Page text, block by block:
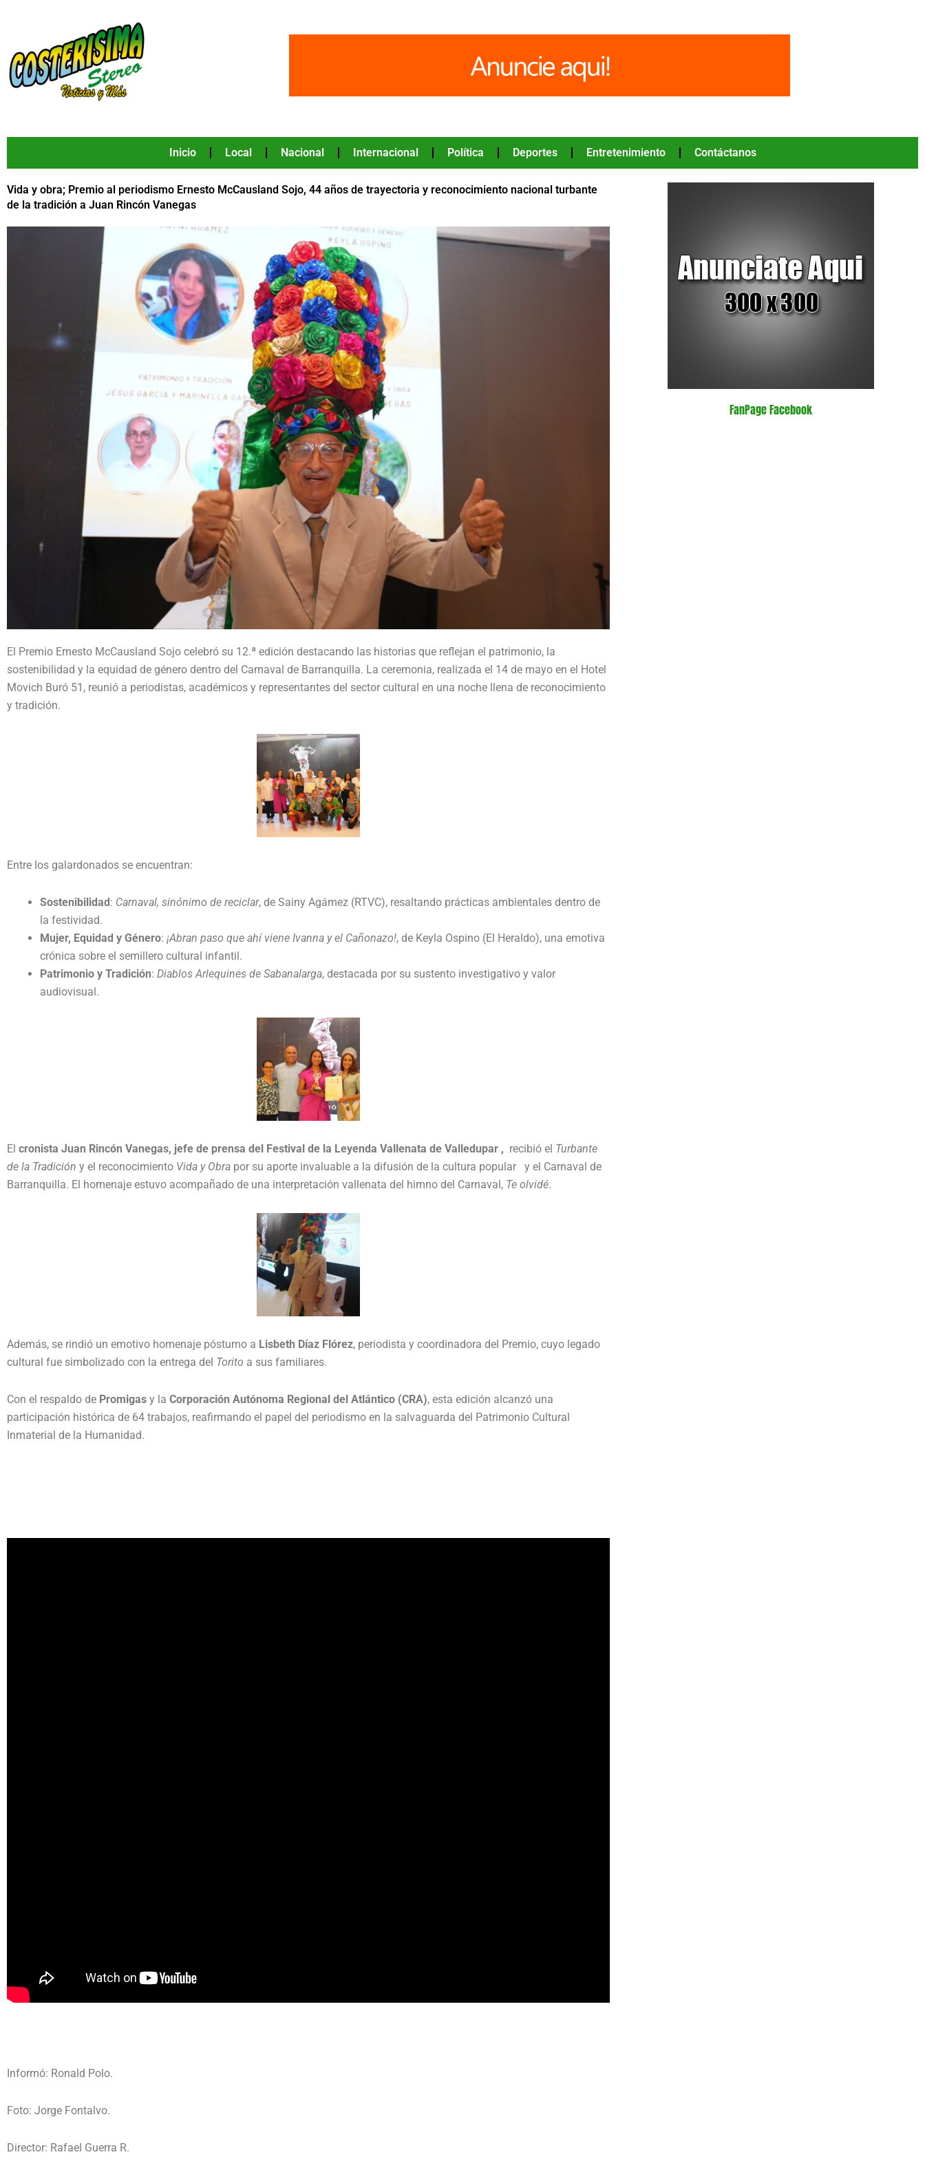
contenido
Inicio Local Nacional Internacional Política Deportes Entretenimiento Contáctanos
Vida y obra; Premio al periodismo Ernesto McCausland Sojo, 44 años de trayectoria y reconocimiento nacional turbante
de la tradición a Juan Rincón Vanegas
El Premio Ernesto McCausland Sojo celebró su 12.ª edición destacando las historias que reflejan el patrimonio, la
sostenibilidad y la equidad de género dentro del Carnaval de Barranquilla. La ceremonia, realizada el 14 de mayo en el Hotel
Movich Buró 51, reunió a periodistas, académicos y representantes del sector cultural en una noche llena de reconocimiento
y tradición.
Entre los galardonados se encuentran:
Sostenibilidad: Carnaval, sinónimo de reciclar, de Sainy Agámez (RTVC), resaltando prácticas ambientales dentro de
la festividad.
Mujer, Equidad y Género: ¡Abran paso que ahí viene Ivanna y el Cañonazo!, de Keyla Ospino (El Heraldo), una emotiva
crónica sobre el semillero cultural infantil.
Patrimonio y Tradición: Diablos Arlequines de Sabanalarga, destacada por su sustento investigativo y valor
audiovisual.
El cronista Juan Rincón Vanegas, jefe de prensa del Festival de la Leyenda Vallenata de Valledupar , recibió el Turbante
de la Tradición y el reconocimiento Vida y Obra por su aporte invaluable a la difusión de la cultura popular y el Carnaval de
Barranquilla. El homenaje estuvo acompañado de una interpretación vallenata del himno del Carnaval, Te olvidé.
Además, se rindió un emotivo homenaje póstumo a Lisbeth Díaz Flórez, periodista y coordinadora del Premio, cuyo legado
cultural fue simbolizado con la entrega del Torito a sus familiares.
Con el respaldo de Promigas y la Corporación Autónoma Regional del Atlántico (CRA), esta edición alcanzó una
participación histórica de 64 trabajos, reafirmando el papel del periodismo en la salvaguarda del Patrimonio Cultural
Inmaterial de la Humanidad.
Informó: Ronald Polo.
Foto: Jorge Fontalvo.
Director: Rafael Guerra R.
FanPage Facebook